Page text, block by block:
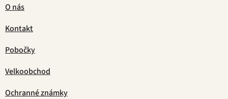
O nás
Kontakt
Pobočky
Velkoobchod
Ochranné známky